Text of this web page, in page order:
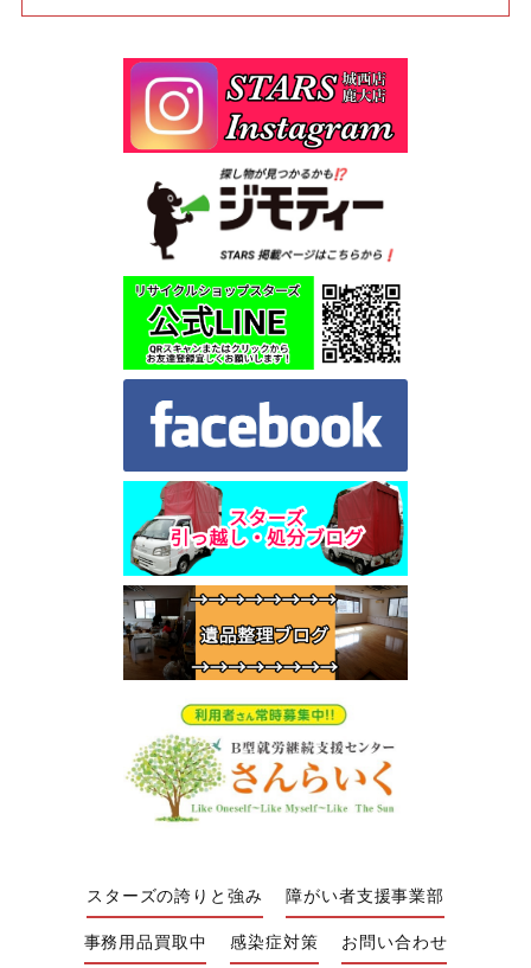
スターズの誇りと強み 障がい者支援事業部
事務用品買取中 感染症対策 お問い合わせ